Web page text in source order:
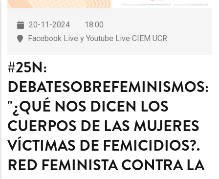
20-11-2024
18:00
Facebook Live y Youtube Live CIEM UCR
#25N:
DEBATESOBREFEMINISMOS:
"¿QUÉ NOS DICEN LOS
CUERPOS DE LAS MUJERES
VÍCTIMAS DE FEMICIDIOS?.
RED FEMINISTA CONTRA LA